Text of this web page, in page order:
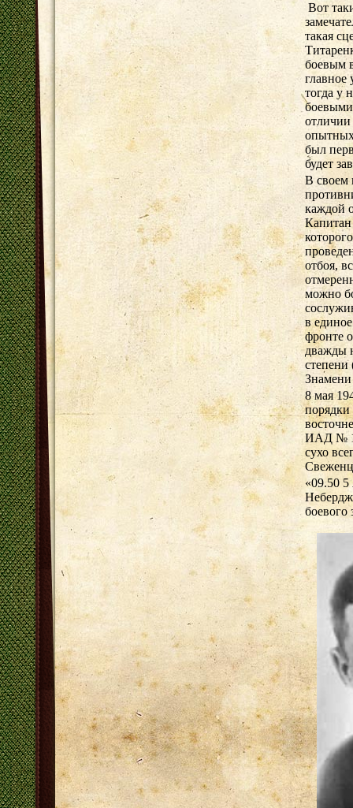
Вот
такая
боевым
главное
тогда у
был
будет
В своем
каждой
отбоя,
можно
в
фронте
дважды
8 мая
порядки
ИАД №
сухо
«09.50